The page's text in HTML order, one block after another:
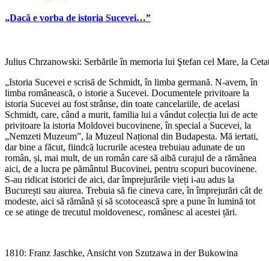
„Dacă e vorba de istoria Sucevei…”
Julius Chrzanowski: Serbările în memoria lui Ştefan cel Mare, la
„Istoria Sucevei e scrisă de Schmidt, în limba germană. N-avem, în
limba românească, o istorie a Sucevei. Documentele privitoare la
istoria Sucevei au fost strânse, din toate cancelariile, de acelasi
Schmidt, care, când a murit, familia lui a vândut colecția lui de acte
privitoare la istoria Moldovei bucovinene, în special a Sucevei, la
„Nemzeti Muzeum”, la Muzeul Național din Budapesta. Mă iertati,
dar bine a făcut, fiindcă lucrurile acestea trebuiau adunate de un
român, și, mai mult, de un român care să aibă curajul de a rămânea
aici, de a lucra pe pământul Bucovinei, pentru scopuri bucovinene.
S-au ridicat istorici de aici, dar împrejurările vieți i-au adus la
București sau aiurea. Trebuia să fie cineva care, în împrejurări cât de
modeste, aici să rămână și să scotocească spre a pune în lumină tot
ce se atinge de trecutul moldovenesc, românesc al acestei țări.
1810: Franz Jaschke, Ansicht von Szutzawa in der Bukowina